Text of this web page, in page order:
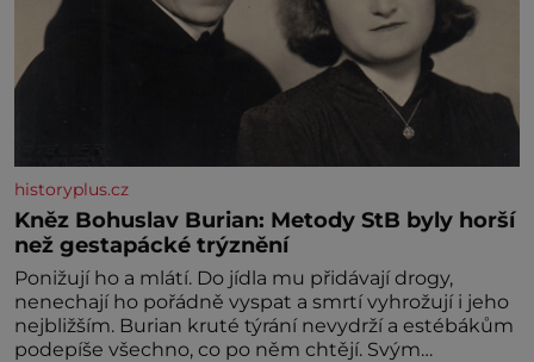
historyplus.cz
Kněz Bohuslav Burian: Metody StB byly horší
než gestapácké trýznění
Ponižují ho a mlátí. Do jídla mu přidávají drogy,
nenechají ho pořádně vyspat a smrtí vyhrožují i jeho
nejbližším. Burian kruté týrání nevydrží a estébákům
podepíše všechno, co po něm chtějí. Svým